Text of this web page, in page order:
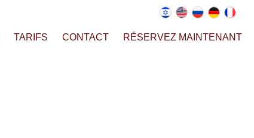
TARIFS CONTACT RÉSERVEZ MAINTENANT